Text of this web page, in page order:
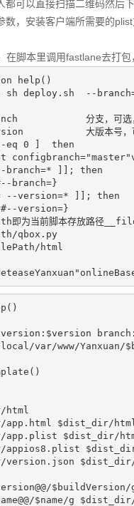
都可以直接扫描二维码然后
数，安装客户端所需要的
在脚本里调用fastlane去打
help()
sh deploy.sh  --
分支，可选
大版本号，可
0 ]  then
]]; then
branch=}
version=* ]]; then
version=}
为当前脚本存放路径
qbox.py
html
var/www/Yanxuan/
html
$dist_dir/html/
$dist_dir/
version.json
$name/g